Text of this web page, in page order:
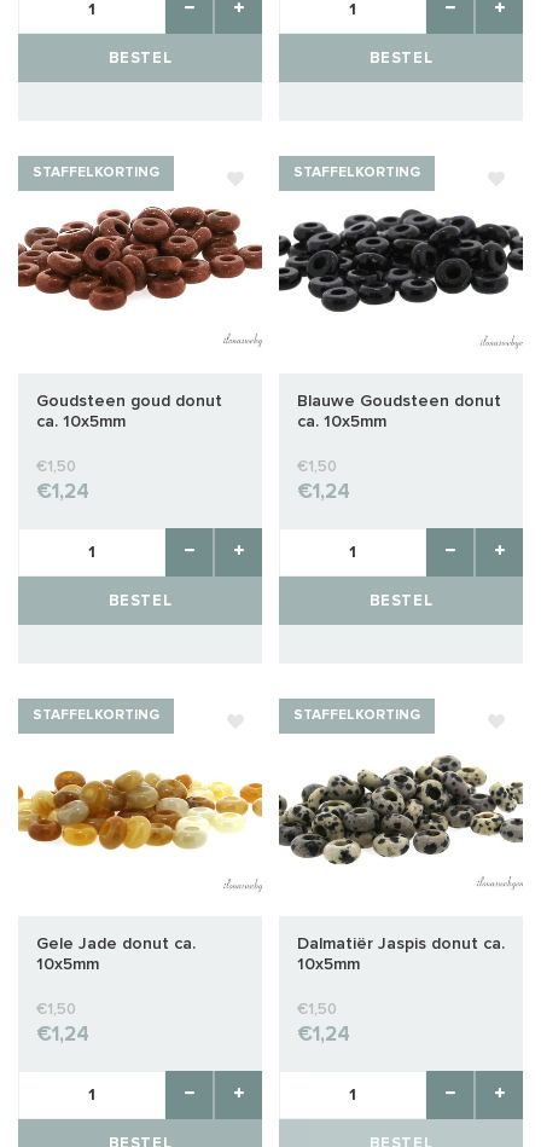
BESTEL BESTEL
STAFFELKORTING
Goudsteen goud donut
ca. 10x5mm
€1,50
€1,24
BESTEL
STAFFELKORTING
Blauwe Goudsteen donut
ca. 10x5mm
€1,50
€1,24
BESTEL
STAFFELKORTING
Gele Jade donut ca.
10x5mm
€1,50
€1,24
STAFFELKORTING
Dalmatiër Jaspis donut ca.
10x5mm
€1,50
€1,24